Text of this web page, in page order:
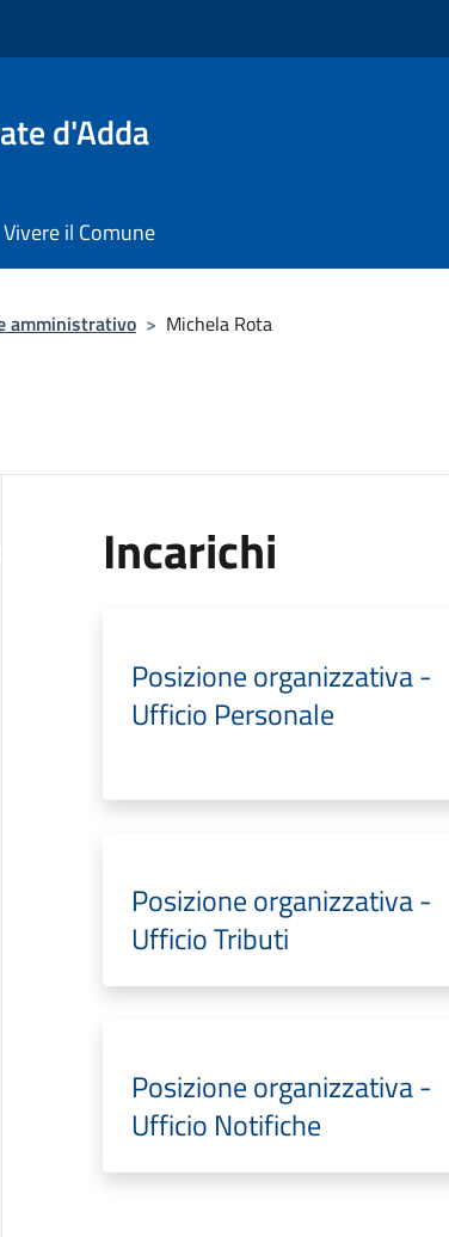
d'Adda
Vivere il Comune
amministrativo > Michela Rota
Incarichi
Posizione organizzativa -
Ufficio Personale
Posizione organizzativa -
Ufficio Tributi
Posizione organizzativa -
Ufficio Notifiche